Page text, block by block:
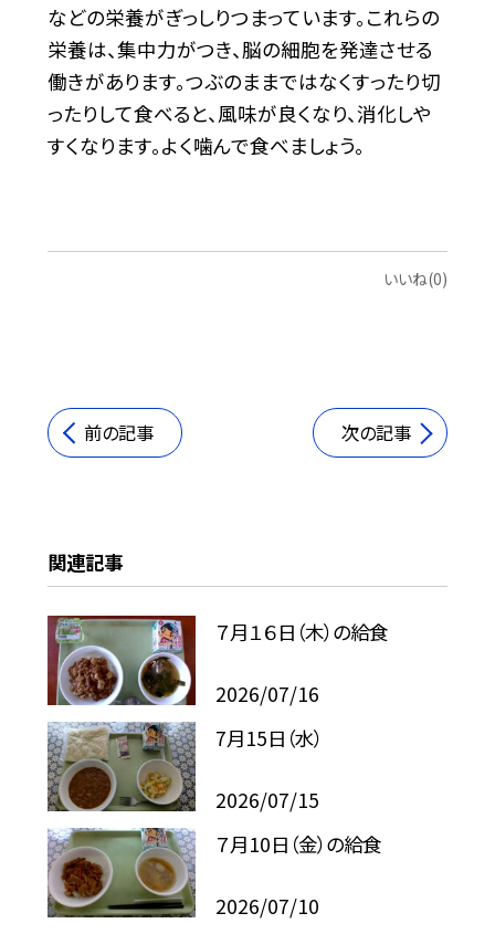
などの栄養がぎっしりつまっています。これらの
栄養は、集中力がつき、脳の細胞を発達させる
働きがあります。つぶのままではなくすったり切
ったりして食べると、風味が良くなり、消化しや
すくなります。よく噛んで食べましょう。
いいね(0)
前の記事 次の記事
関連記事
７月１６日（木）の給食
2026/07/16
7月15日（水）
2026/07/15
７月10日（金）の給食
2026/07/10